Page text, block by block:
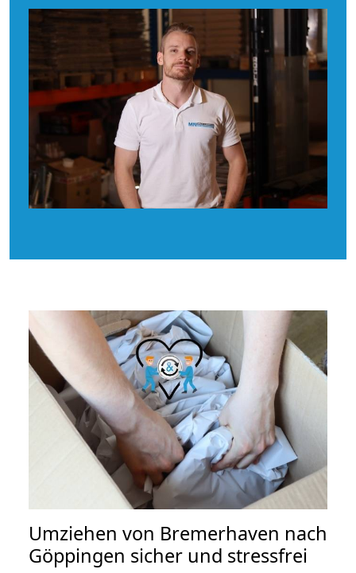
Umziehen von Bremerhaven nach
Göppingen sicher und stressfrei